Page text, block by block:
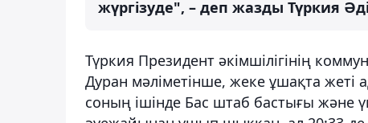
жүргізуде", – деп жазды Түркия
Түркия Президент әкімшілігінің
Дуран мәліметінше, жеке ұшақта жеті
соның ішінде Бас штаб бастығы және